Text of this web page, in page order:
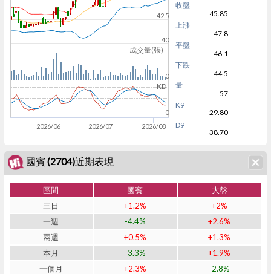
成交量(張)
KD
2026/06 2026/07 2026/08
40
42.5
0
0
收盤
45.85
上漲
47.8
平盤
46.1
下跌
44.5
量
57
K9
29.80
D9
38.70
國賓 (2704)近期表現
區間 國賓
大盤
三日
+1.2%
+2%
一週
-4.4%
+2.6%
兩週
+0.5%
+1.3%
本月
-3.3%
+1.9%
一個月
+2.3%
-2.8%